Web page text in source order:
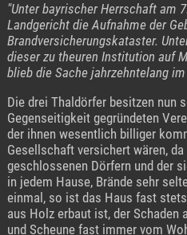
"Unter bayrischer Herrschaft am
Landgericht die Aufnahme der
Brandversicherungskataster.
dieser zu theuren Institution auf
blieb die Sache jahrzehntelang
Die drei Thaldörfer besitzen nun
Gegenseitigkeit gegründeten
der ihnen wesentlich billiger
Gesellschaft versichert wären,
geschlossenen Dörfern und der
in jedem Hause, Brände sehr
einmal, so ist das Haus fast
aus Holz erbaut ist, der Schaden
und Scheune fast immer vom